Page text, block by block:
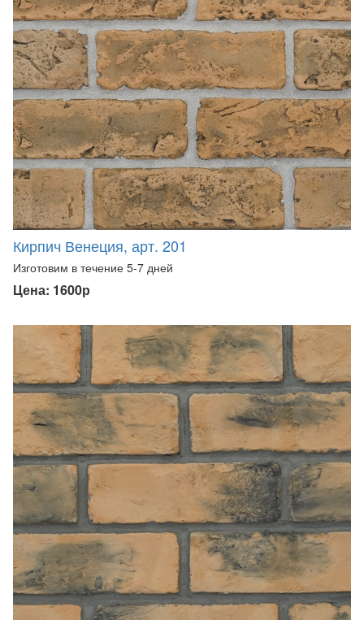
Кирпич Венеция, арт. 201
Изготовим в течение 5-7 дней
Цена: 1600р